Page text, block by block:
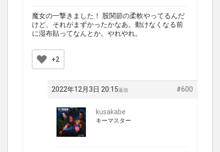
魔女の一撃きました！ 股関節の柔軟やってるんだ
けど、それがまずかったかなあ。動けなくなる前
に湿布貼ってなんとか。やれやれ。
+2
2022年12月3日 20:15 #600
返信
kusakabe
キーマスター